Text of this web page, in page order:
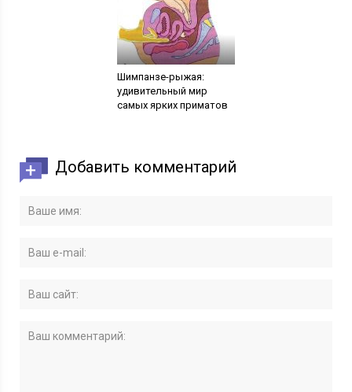
Шимпанзе-рыжая:
удивительный мир
самых ярких приматов
Добавить комментарий